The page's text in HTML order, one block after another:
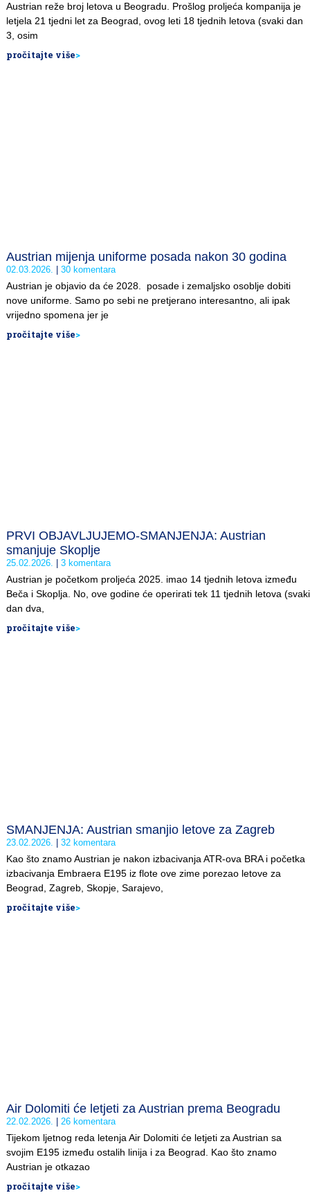
Austrian reže broj letova u Beogradu. Prošlog proljeća kompanija je
letjela 21 tjedni let za Beograd, ovog leti 18 tjednih letova (svaki dan
3, osim
pročitajte više>
Austrian mijenja uniforme posada nakon 30 godina
02.03.2026. 30 komentara
Austrian je objavio da će 2028. posade i zemaljsko osoblje dobiti
nove uniforme. Samo po sebi ne pretjerano interesantno, ali ipak
vrijedno spomena jer je
pročitajte više>
PRVI OBJAVLJUJEMO-SMANJENJA: Austrian
smanjuje Skoplje
25.02.2026. 3 komentara
Austrian je početkom proljeća 2025. imao 14 tjednih letova između
Beča i Skoplja. No, ove godine će operirati tek 11 tjednih letova (svaki
dan dva,
pročitajte više>
SMANJENJA: Austrian smanjio letove za Zagreb
23.02.2026. 32 komentara
Kao što znamo Austrian je nakon izbacivanja ATR-ova BRA i početka
izbacivanja Embraera E195 iz flote ove zime porezao letove za
Beograd, Zagreb, Skopje, Sarajevo,
pročitajte više>
Air Dolomiti će letjeti za Austrian prema Beogradu
22.02.2026. 26 komentara
Tijekom ljetnog reda letenja Air Dolomiti će letjeti za Austrian sa
svojim E195 između ostalih linija i za Beograd. Kao što znamo
Austrian je otkazao
pročitajte više>